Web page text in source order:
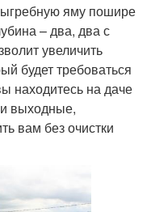
яму пошире
– два, два с
увеличить
будет требоваться
находитесь на даче
выходные,
вам без очистки